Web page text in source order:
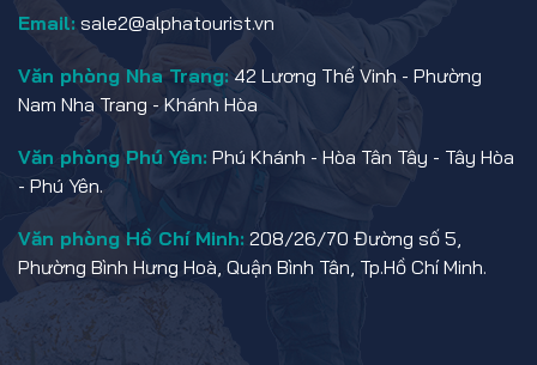
Email: sale2@alphatourist.vn
Văn phòng Nha Trang:42 Lương Thế Vinh - Phường
Nam Nha Trang - Khánh Hòa
Văn phòng Phú Yên: Phú Khánh - Hòa Tân Tây - Tây Hòa
- Phú Yên.
Văn phòng Hồ Chí Minh: 208/26/70 Đường số 5,
Phường Bình Hưng Hoà, Quận Bình Tân, Tp.Hồ Chí Minh.